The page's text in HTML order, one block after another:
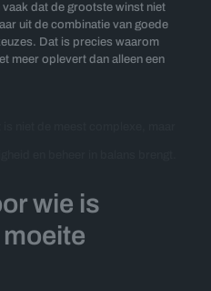
vaak dat de grootste winst niet
uit de combinatie van goede
Dat is precies waarom
meer oplevert dan alleen een
wie is